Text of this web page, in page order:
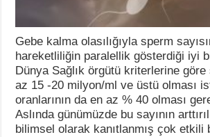
Gebe kalma olasılığıyla sperm
hareketliliğin paralellik gösterdiği iyi
Dünya Sağlık örgütü kriterlerine göre
az 15 -20 milyon/ml ve üstü olması
oranlarının da en az % 40 olması
Aslında günümüzde bu sayının
bilimsel olarak kanıtlanmış çok